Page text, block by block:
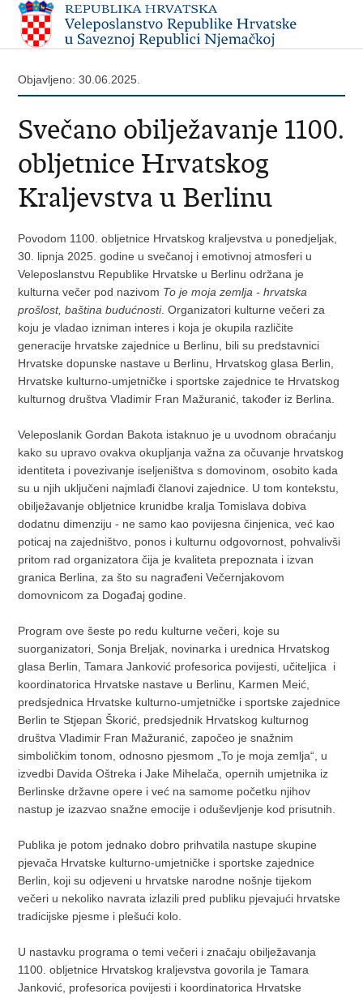
Objavljeno: 30.06.2025.
Svečano obilježavanje 1100.
obljetnice Hrvatskog
Kraljevstva u Berlinu
Povodom 1100. obljetnice Hrvatskog kraljevstva u ponedjeljak,
30. lipnja 2025. godine u svečanoj i emotivnoj atmosferi u
Veleposlanstvu Republike Hrvatske u Berlinu održana je
kulturna večer pod nazivom To je moja zemlja - hrvatska
prošlost, baština budućnosti. Organizatori kulturne večeri za
koju je vladao izniman interes i koja je okupila različite
generacije hrvatske zajednice u Berlinu, bili su predstavnici
Hrvatske dopunske nastave u Berlinu, Hrvatskog glasa Berlin,
Hrvatske kulturno-umjetničke i sportske zajednice te Hrvatskog
kulturnog društva Vladimir Fran Mažuranić, također iz Berlina.
Veleposlanik Gordan Bakota istaknuo je u uvodnom obraćanju
kako su upravo ovakva okupljanja važna za očuvanje hrvatskog
identiteta i povezivanje iseljeništva s domovinom, osobito kada
su u njih uključeni najmlađi članovi zajednice. U tom kontekstu,
obilježavanje obljetnice krunidbe kralja Tomislava dobiva
dodatnu dimenziju - ne samo kao povijesna činjenica, već kao
poticaj na zajedništvo, ponos i kulturnu odgovornost, pohvalivši
pritom rad organizatora čija je kvaliteta prepoznata i izvan
granica Berlina, za što su nagrađeni Večernjakovom
domovnicom za Događaj godine.
Program ove šeste po redu kulturne večeri, koje su
suorganizatori, Sonja Breljak, novinarka i urednica Hrvatskog
glasa Berlin, Tamara Janković profesorica povijesti, učiteljica i
koordinatorica Hrvatske nastave u Berlinu, Karmen Meić,
predsjednica Hrvatske kulturno-umjetničke i sportske zajednice
Berlin te Stjepan Škorić, predsjednik Hrvatskog kulturnog
društva Vladimir Fran Mažuranić, započeo je snažnim
simboličkim tonom, odnosno pjesmom „To je moja zemlja“, u
izvedbi Davida Oštreka i Jake Mihelača, opernih umjetnika iz
Berlinske državne opere i već na samome početku njihov
nastup je izazvao snažne emocije i oduševljenje kod prisutnih.
Publika je potom jednako dobro prihvatila nastupe skupine
pjevača Hrvatske kulturno-umjetničke i sportske zajednice
Berlin, koji su odjeveni u hrvatske narodne nošnje tijekom
večeri u nekoliko navrata izlazili pred publiku pjevajući hrvatske
tradicijske pjesme i plešući kolo.
U nastavku programa o temi večeri i značaju obilježavanja
1100. obljetnice Hrvatskog kraljevstva govorila je Tamara
Janković, profesorica povijesti i koordinatorica Hrvatske